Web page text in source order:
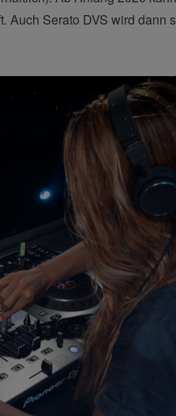
Auch Serato DVS wird dann